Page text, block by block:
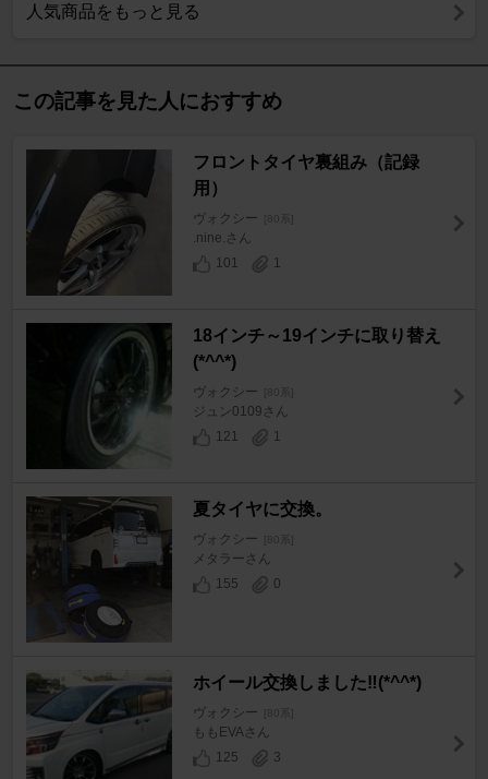
人気商品をもっと見る
この記事を見た人におすすめ
フロントタイヤ裏組み（記録
用）
ヴォクシー [80系]
.nine.さん
101
1
18インチ～19インチに取り替え
(*^^*)
ヴォクシー [80系]
ジュン0109さん
121
1
夏タイヤに交換。
ヴォクシー [80系]
メタラーさん
155
0
ホイール交換しました‼(*^^*)
ヴォクシー [80系]
ももEVAさん
125
3